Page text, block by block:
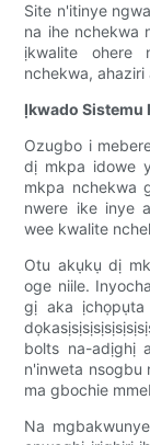
Site n'itinye
na ihe nchekwa
ịkwalite ohere
nchekwa, ahaziri
Ịkwado Sistemu
Ozugbo i
dị mkpa idowe
mkpa nchekwa
nwere ike inye
wee kwalite
Otu akụkụ dị
oge niile.
gị aka
bolts na-adịghị
n'inweta nsogbu
ma gbochie
Na